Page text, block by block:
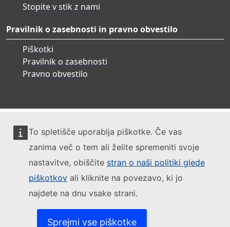
To spletišče uporablja piškotke. Če vas
zanima več o tem ali želite spremeniti svoje
nastavitve, obiščite stran o naši politiki glede
piškotkov ali kliknite na povezavo, ki jo
najdete na dnu vsake strani.
Sprejmi vse piškotke
Stopite v stik z nami
Pravilnik o zasebnosti in pravno obvestilo
Piškotki
Pravilnik o zasebnosti
Pravno obvestilo